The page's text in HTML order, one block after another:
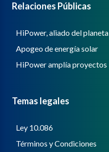
Relaciones Públicas
HiPower, aliado del planeta
Apogeo de energía solar
HiPower amplía proyectos
Temas legales
Ley 10.086
Términos y Condiciones